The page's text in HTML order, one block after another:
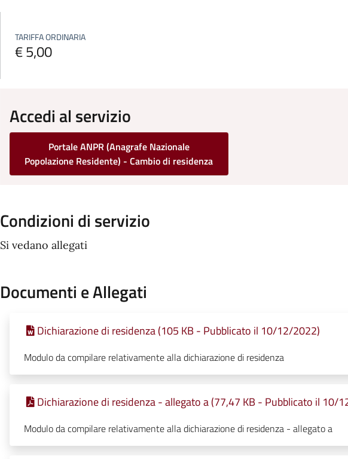
TARIFFA ORDINARIA
€ 5,00
Accedi al servizio
Portale ANPR (Anagrafe Nazionale
Popolazione Residente) - Cambio di residenza
Condizioni di servizio
Si vedano allegati
Documenti e Allegati
Dichiarazione di residenza (105 KB - Pubblicato il 10/12/2022)
Modulo da compilare relativamente alla dichiarazione di residenza
Dichiarazione di residenza - allegato a (77,47 KB - Pubblicato il 10/
Modulo da compilare relativamente alla dichiarazione di residenza - allegato a